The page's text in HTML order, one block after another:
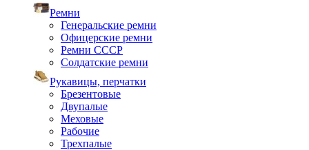
Ремни
Генеральские ремни
Офицерские ремни
Ремни СССР
Солдатские ремни
Рукавицы, перчатки
Брезентовые
Двупалые
Меховые
Рабочие
Трехпалые